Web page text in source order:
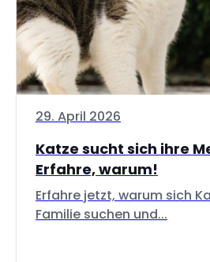
29. April 2026
Katze sucht sich ihre
Erfahre, warum!
Erfahre jetzt, warum sich
Familie suchen und...